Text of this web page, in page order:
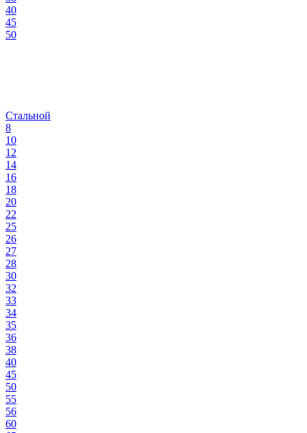
40
45
50
Стальной
8
10
12
14
16
18
20
22
25
26
27
28
30
32
33
34
35
36
38
40
45
50
55
56
60